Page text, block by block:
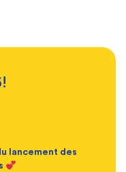
lancement des